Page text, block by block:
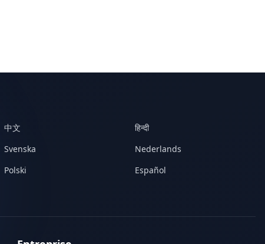
中文
हिन्दी
Svenska
Nederlands
Polski
Español